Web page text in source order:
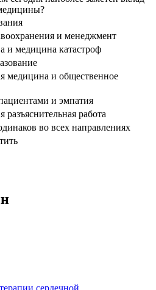
и менеджмент
и медицина катастроф
медицина и общественное
и эмпатия
разъяснительная работа
во всех направлениях